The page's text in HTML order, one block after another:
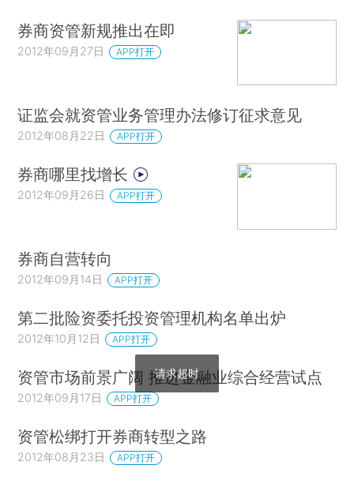
券商资管新规推出在即
2012年09月27日 APP打开
证监会就资管业务管理办法修订征求意见
2012年08月22日 APP打开
券商哪里找增长
2012年09月26日 APP打开
券商自营转向
2012年09月14日 APP打开
第二批险资委托投资管理机构名单出炉
2012年10月12日 APP打开
资管市场前景广阔 推进金融业综合经营试点
2012年09月17日 APP打开
资管松绑打开券商转型之路
2012年08月23日 APP打开
请求超时